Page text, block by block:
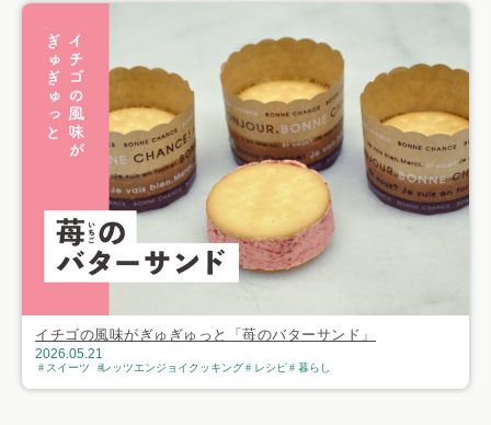
イチゴの風味がぎゅぎゅっと「苺のバターサンド」
2026.05.21
スイーツ レッツエンジョイクッキング レシピ 暮らし